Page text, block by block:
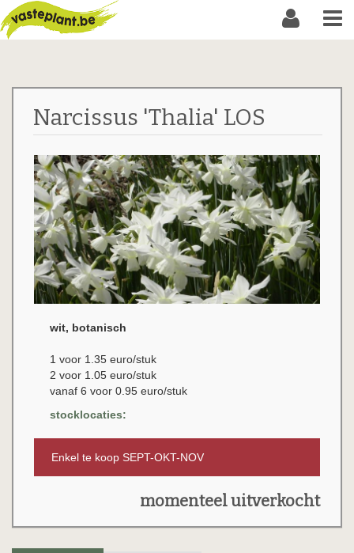
Narcissus 'Thalia' LOS
wit, botanisch
1 voor 1.35 euro/stuk
2 voor 1.05 euro/stuk
vanaf 6 voor 0.95 euro/stuk
stocklocaties:
Enkel te koop SEPT-OKT-NOV
momenteel uitverkocht